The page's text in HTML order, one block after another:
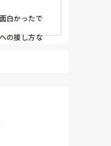
白かったで
の接し方な
の多かった